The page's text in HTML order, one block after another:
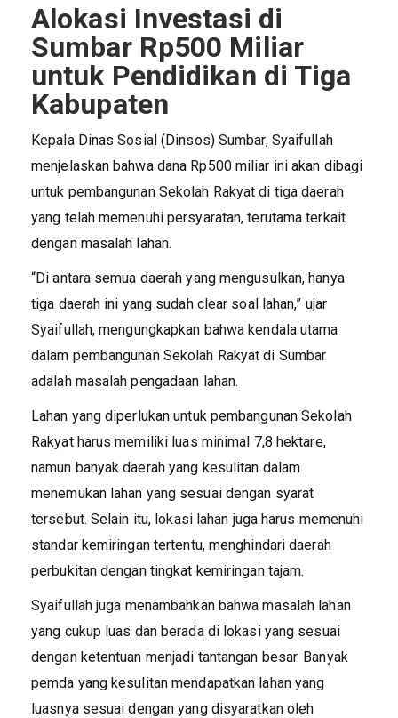
Alokasi Investasi di
Sumbar Rp500 Miliar
untuk Pendidikan di Tiga
Kabupaten
Kepala Dinas Sosial (Dinsos) Sumbar, Syaifullah
menjelaskan bahwa dana Rp500 miliar ini akan dibagi
untuk pembangunan Sekolah Rakyat di tiga daerah
yang telah memenuhi persyaratan, terutama terkait
dengan masalah lahan.
“Di antara semua daerah yang mengusulkan, hanya
tiga daerah ini yang sudah clear soal lahan,” ujar
Syaifullah, mengungkapkan bahwa kendala utama
dalam pembangunan Sekolah Rakyat di Sumbar
adalah masalah pengadaan lahan.
Lahan yang diperlukan untuk pembangunan Sekolah
Rakyat harus memiliki luas minimal 7,8 hektare,
namun banyak daerah yang kesulitan dalam
menemukan lahan yang sesuai dengan syarat
tersebut. Selain itu, lokasi lahan juga harus memenuhi
standar kemiringan tertentu, menghindari daerah
perbukitan dengan tingkat kemiringan tajam.
Syaifullah juga menambahkan bahwa masalah lahan
yang cukup luas dan berada di lokasi yang sesuai
dengan ketentuan menjadi tantangan besar. Banyak
pemda yang kesulitan mendapatkan lahan yang
luasnya sesuai dengan yang disyaratkan oleh